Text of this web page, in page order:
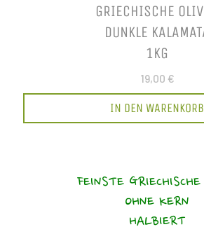
GRIECHISCHE
DUNKLE
1KG
19,00 €
IN DEN WARENKORB
FEINSTE
OHNE KERN
HALBIERT